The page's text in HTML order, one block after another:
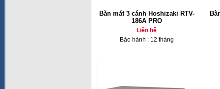
Bàn mát 3 cánh Hoshizaki RTV-
186A PRO
Liên hệ
Bảo hành : 12 tháng